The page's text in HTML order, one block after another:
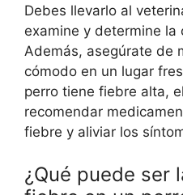
Debes llevarlo al
examine y determine la
Además, asegúrate de
cómodo en un lugar
perro tiene fiebre alta,
recomendar
fiebre y aliviar los
¿Qué puede ser